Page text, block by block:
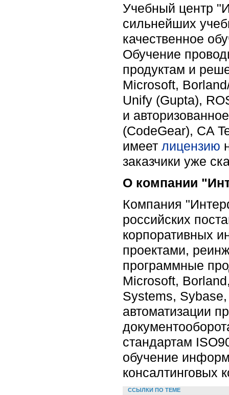
Учебный центр
сильнейших
качественное
Обучение
продуктам и
Microsoft,
Unify (Gupta),
и
(CodeGear), CA
имеет лицензию
заказчики уже
О компании
Компания
российских
корпоративных
проектами,
программные
Microsoft,
Systems,
автоматизации
стандартам
обучение
консалтинговых
ССЫЛКИ ПО ТЕМЕ